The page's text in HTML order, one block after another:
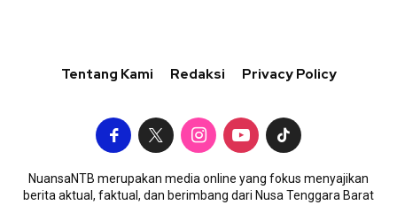
Tentang Kami Redaksi Privacy Policy
NuansaNTB merupakan media online yang fokus menyajikan
berita aktual, faktual, dan berimbang dari Nusa Tenggara Barat